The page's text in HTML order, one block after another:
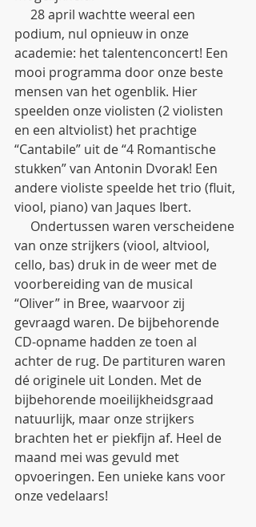
28 april wachtte weeral een
podium, nul opnieuw in onze
academie: het talentenconcert! Een
mooi programma door onze beste
mensen van het ogenblik. Hier
speelden onze violisten (2 violisten
en een altviolist) het prachtige
“Cantabile” uit de “4 Romantische
stukken” van Antonin Dvorak! Een
andere violiste speelde het trio (fluit,
viool, piano) van Jaques Ibert.
Ondertussen waren verscheidene
van onze strijkers (viool, altviool,
cello, bas) druk in de weer met de
voorbereiding van de musical
“Oliver” in Bree, waarvoor zij
gevraagd waren. De bijbehorende
CD-opname hadden ze toen al
achter de rug. De partituren waren
dé originele uit Londen. Met de
bijbehorende moeilijkheidsgraad
natuurlijk, maar onze strijkers
brachten het er piekfijn af. Heel de
maand mei was gevuld met
opvoeringen. Een unieke kans voor
onze vedelaars!